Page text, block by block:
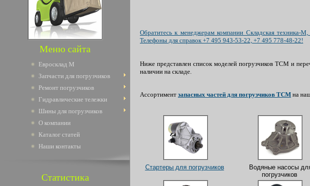
Меню сайта
Евросклад М
Запчасти для погрузчиков
Ремонт погрузчиков
Гидравлические тележки
Шины для погрузчиков
О компании
Каталог статей
Наши контакты
Статистика
Обратитесь к менеджерам компании Складская техника-
Телефоны для справок +7 495 943-53-22, +7 495 778-48-22!
Ниже представлен список моделей погрузчиков TCM и
наличии на складе.
Ассортимент запасных частей для погрузчиков ТСМ на
Стартеры для погрузчиков
Водяные насосы
погрузчиков